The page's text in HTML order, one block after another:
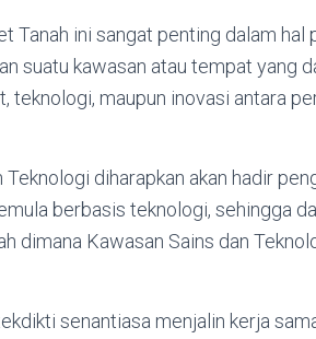
Tanah ini sangat penting dalam hal
suatu kawasan atau tempat yang
teknologi, maupun inovasi antara
diharapkan akan hadir
berbasis teknologi, sehingga
dimana Kawasan Sains dan
senantiasa menjalin kerja